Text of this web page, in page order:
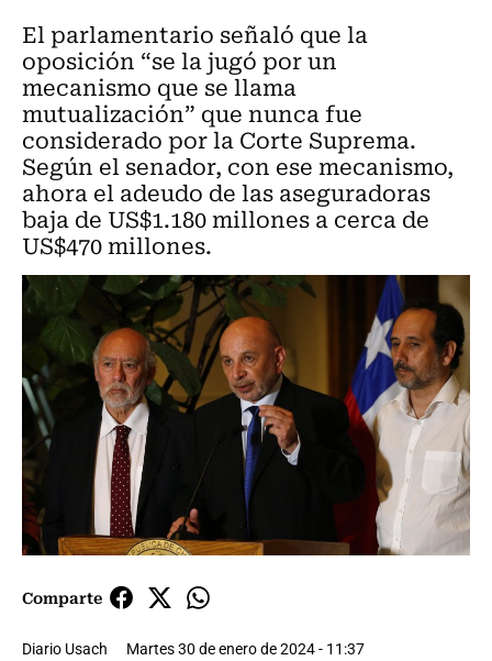
El parlamentario señaló que la
oposición “se la jugó por un
mecanismo que se llama
mutualización” que nunca fue
considerado por la Corte Suprema.
Según el senador, con ese mecanismo,
ahora el adeudo de las aseguradoras
baja de US$1.180 millones a cerca de
US$470 millones.
Comparte
Diario Usach Martes 30 de enero de 2024 - 11:37